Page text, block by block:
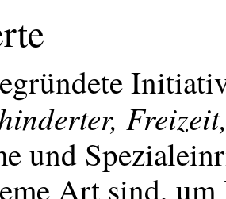
und
Art sind,